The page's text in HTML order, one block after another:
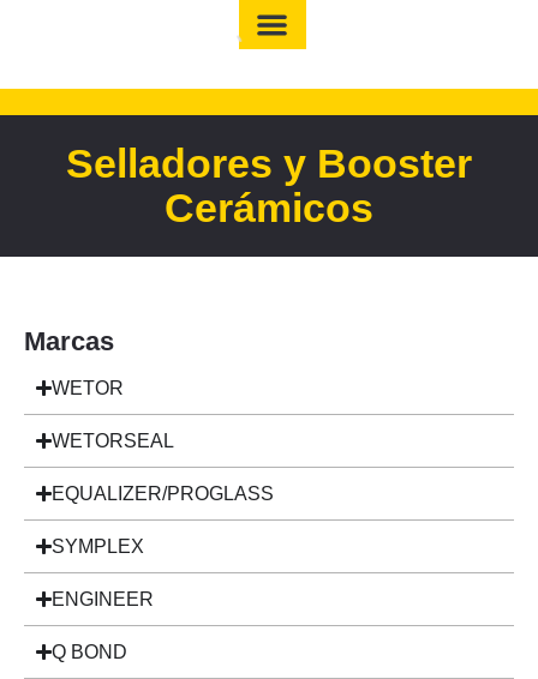
Selladores y Booster
Cerámicos
Marcas
WETOR
WETORSEAL
EQUALIZER/PROGLASS
SYMPLEX
ENGINEER
Q BOND